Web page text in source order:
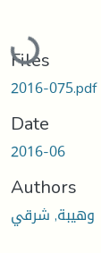
Loading...
Files
2016-075.pdf
Date
2016-06
Authors
وهيبة, شرقي